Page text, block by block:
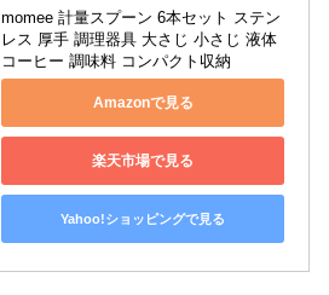
momee 計量スプーン 6本セット ステン
レス 厚手 調理器具 大さじ 小さじ 液体
コーヒー 調味料 コンパクト収納
Amazonで見る
楽天市場で見る
Yahoo!ショッピングで見る